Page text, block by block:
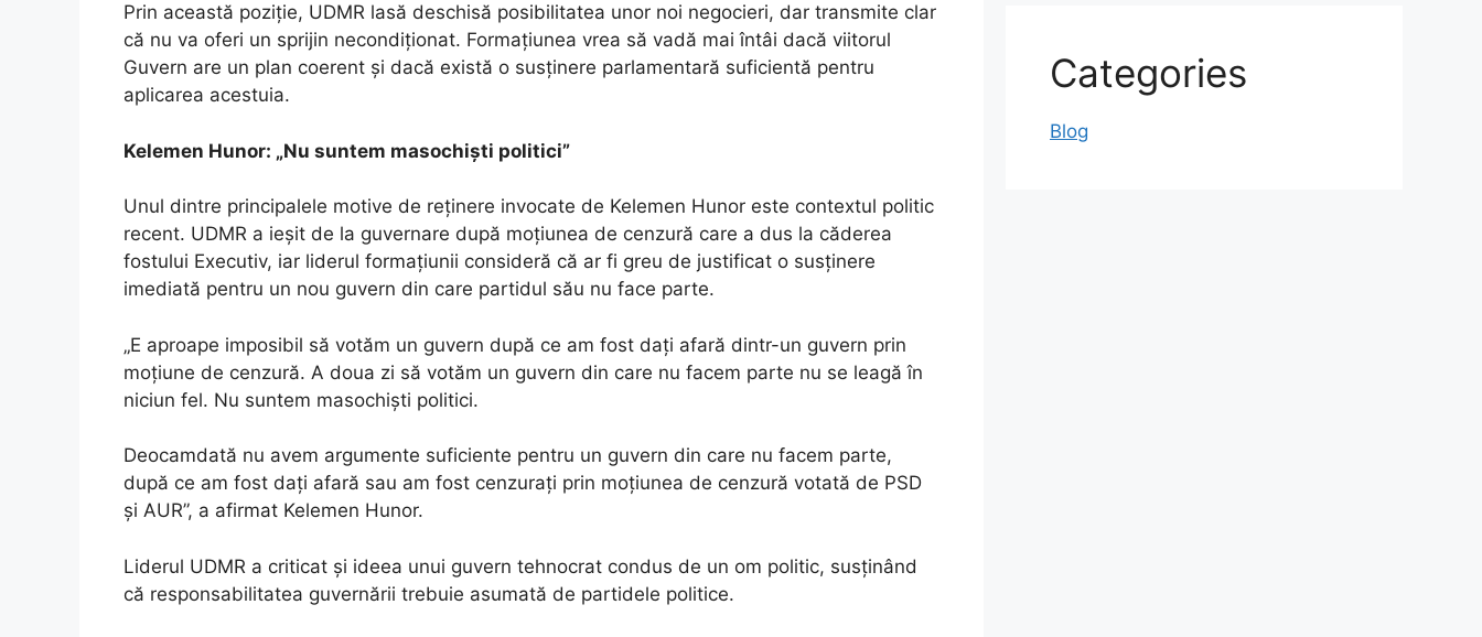
Prin această poziție, UDMR lasă deschisă posibilitatea unor noi negocieri, dar transmite clar
că nu va oferi un sprijin necondiționat. Formațiunea vrea să vadă mai întâi dacă viitorul
Guvern are un plan coerent și dacă există o susținere parlamentară suficientă pentru
aplicarea acestuia.
Kelemen Hunor: „Nu suntem masochiști politici”
Unul dintre principalele motive de reținere invocate de Kelemen Hunor este contextul politic
recent. UDMR a ieșit de la guvernare după moțiunea de cenzură care a dus la căderea
fostului Executiv, iar liderul formațiunii consideră că ar fi greu de justificat o susținere
imediată pentru un nou guvern din care partidul său nu face parte.
„E aproape imposibil să votăm un guvern după ce am fost dați afară dintr-un guvern prin
moțiune de cenzură. A doua zi să votăm un guvern din care nu facem parte nu se leagă în
niciun fel. Nu suntem masochiști politici.
Deocamdată nu avem argumente suficiente pentru un guvern din care nu facem parte,
după ce am fost dați afară sau am fost cenzurați prin moțiunea de cenzură votată de PSD
și AUR”, a afirmat Kelemen Hunor.
Liderul UDMR a criticat și ideea unui guvern tehnocrat condus de un om politic, susținând
că responsabilitatea guvernării trebuie asumată de partidele politice.
Categories
Blog